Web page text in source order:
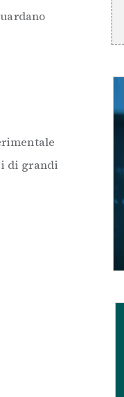
di grandi